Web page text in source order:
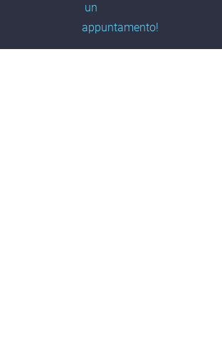
un
appuntamento!